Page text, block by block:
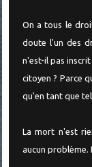
On a tous le
doute l'un des
n'est-il pas
citoyen ? Parce
qu'en tant que
La mort n'est
aucun problème.